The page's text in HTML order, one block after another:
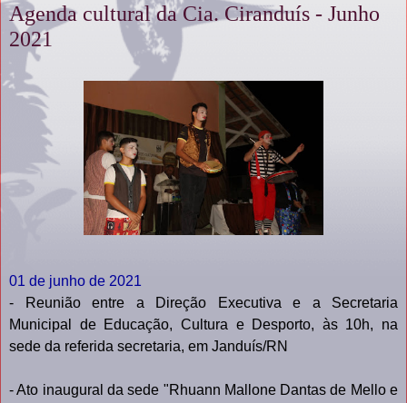
Agenda cultural da Cia. Ciranduís - Junho
2021
01 de junho de 2021
- Reunião entre a Direção Executiva e a Secretaria
Municipal de Educação, Cultura e Desporto, às 10h, na
sede da referida secretaria, em Janduís/RN
- Ato inaugural da sede "Rhuann Mallone Dantas de Mello e